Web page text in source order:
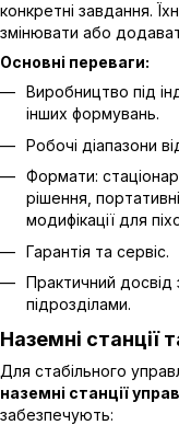
конкретні завдання.
змінювати або
Основні переваги:
Виробництво під
інших формувань.
Робочі діапазони
Формати:
рішення,
модифікації для
Гарантія та сервіс.
Практичний
підрозділами.
Наземні станції
Для стабільного
наземні станції
забезпечують: